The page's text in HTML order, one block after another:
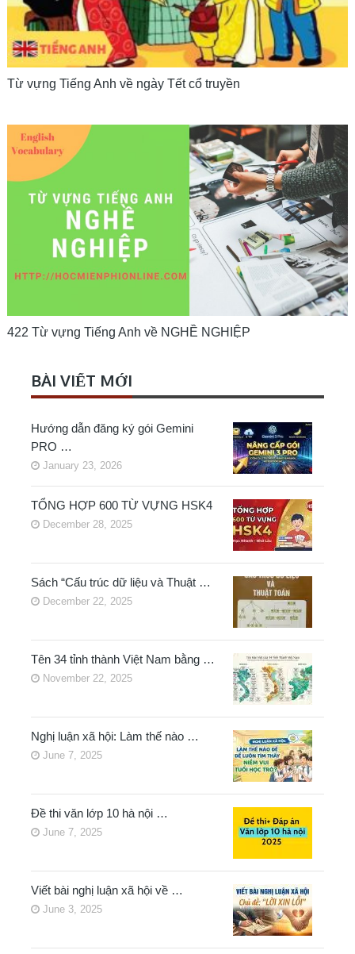
Từ vựng Tiếng Anh về ngày Tết cổ truyền
422 Từ vựng Tiếng Anh về NGHỀ NGHIỆP
BÀI VIẾT MỚI
Hướng dẫn đăng ký gói Gemini
PRO …
January 23, 2026
TỔNG HỢP 600 TỪ VỰNG HSK4
December 28, 2025
Sách “Cấu trúc dữ liệu và Thuật …
December 22, 2025
Tên 34 tỉnh thành Việt Nam bằng …
November 22, 2025
Nghị luận xã hội: Làm thế nào …
June 7, 2025
Đề thi văn lớp 10 hà nội …
June 7, 2025
Viết bài nghị luận xã hội về …
June 3, 2025